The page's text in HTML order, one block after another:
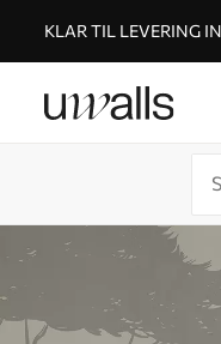
KLAR TIL LEVERING